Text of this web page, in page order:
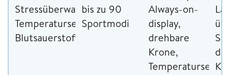
Stressüberwachung,
Temperatursensor,
Blutsauerstoffmessung
bis zu 90
Sportmodi
Always-on-
display,
drehbare
Krone,